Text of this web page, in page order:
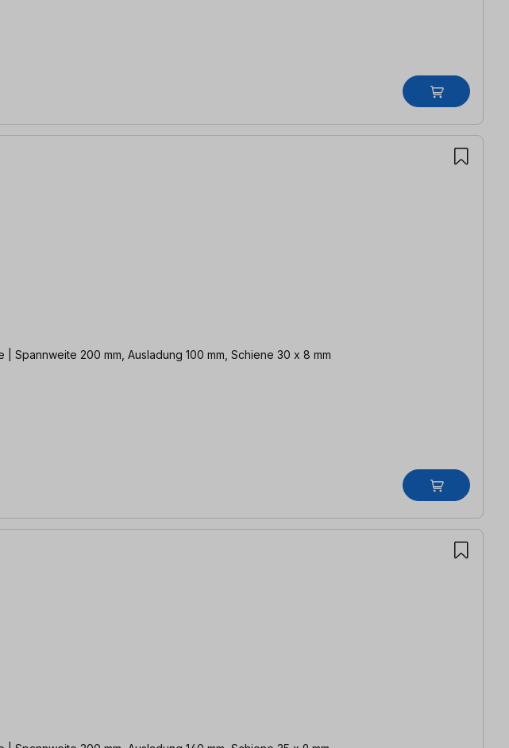
200 mm, Ausladung 100 mm, Schiene 30 x 8 mm